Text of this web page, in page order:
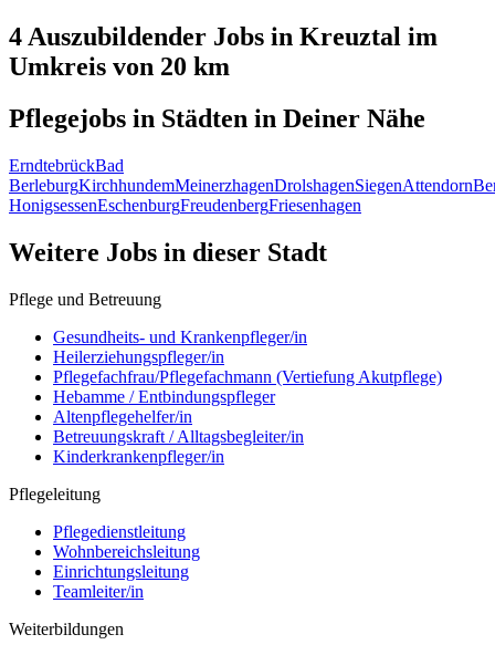
4 Auszubildender Jobs in Kreuztal im
Umkreis von 20 km
Pflegejobs in Städten in Deiner Nähe
ErndtebrückBad
BerleburgKirchhundemMeinerzhagenDrolshagenSiegenAttendorn
HonigsessenEschenburgFreudenbergFriesenhagen
Weitere Jobs in dieser Stadt
Pflege und Betreuung
Gesundheits- und Krankenpfleger/in
Heilerziehungspfleger/in
Pflegefachfrau/Pflegefachmann (Vertiefung Akutpflege)
Hebamme / Entbindungspfleger
Altenpflegehelfer/in
Betreuungskraft / Alltagsbegleiter/in
Kinderkrankenpfleger/in
Pflegeleitung
Pflegedienstleitung
Wohnbereichsleitung
Einrichtungsleitung
Teamleiter/in
Weiterbildungen